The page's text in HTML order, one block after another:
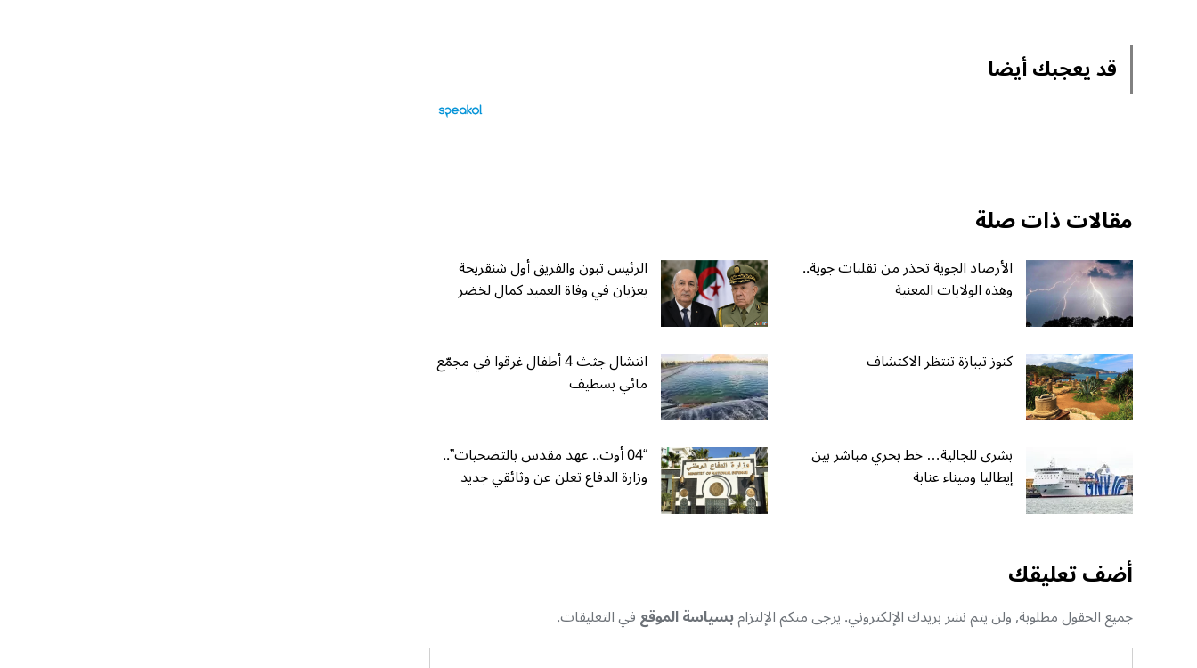
قد يعجبك أيضا
مقالات ذات صلة
الأرصاد الجوية تحذر من تقلبات جوية..
وهذه الولايات المعنية
الرئيس تبون والفريق أول شنقريحة
يعزيان في وفاة العميد كمال لخضر
كنوز تيبازة تنتظر الاكتشاف انتشال جثث 4 أطفال غرقوا في مجمّع
مائي بسطيف
بشرى للجالية… خط بحري مباشر بين
إيطاليا وميناء عنابة
“04 أوت.. عهد مقدس بالتضحيات”..
وزارة الدفاع تعلن عن وثائقي جديد
أضف تعليقك
جميع الحقول مطلوبة, ولن يتم نشر بريدك الإلكتروني. يرجى منكم الإلتزامبسياسة الموقعفي التعليقات.